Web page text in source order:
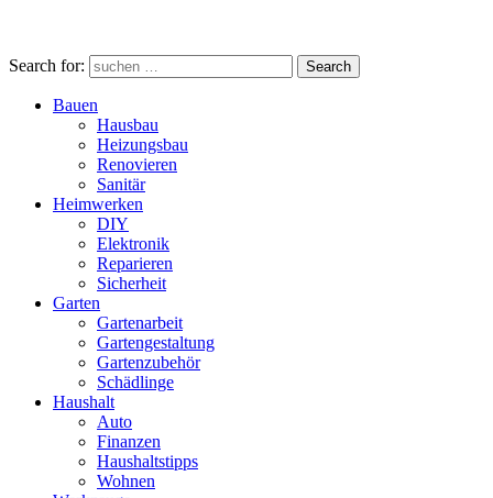
Search for: Search
Bauen
Hausbau
Heizungsbau
Renovieren
Sanitär
Heimwerken
DIY
Elektronik
Reparieren
Sicherheit
Garten
Gartenarbeit
Gartengestaltung
Gartenzubehör
Schädlinge
Haushalt
Auto
Finanzen
Haushaltstipps
Wohnen